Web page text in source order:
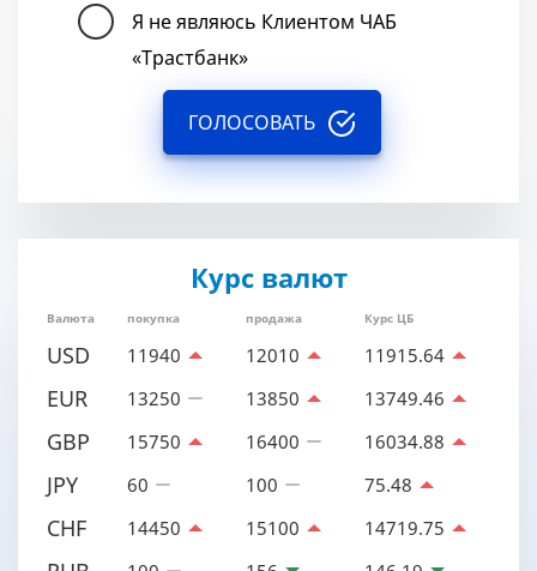
Я не являюсь Клиентом ЧАБ
«Трастбанк»
ГОЛОСОВАТЬ
Курс валют
Валюта покупка продажа Курс ЦБ
USD 11940 12010 11915.64
EUR 13250 13850 13749.46
GBP 15750 16400 16034.88
JPY 60 100 75.48
CHF 14450 15100 14719.75